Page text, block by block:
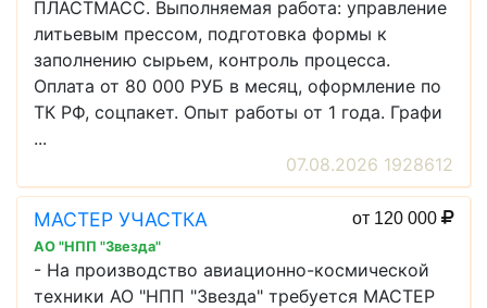
ПЛАСТМАСС. Выполняемая работа: управление
литьевым прессом, подготовка формы к
заполнению сырьем, контроль процесса.
Оплата от 80 000 РУБ в месяц, оформление по
ТК РФ, соцпакет. Опыт работы от 1 года. Графи
...
07.08.2026 1928612
МАСТЕР УЧАСТКА от 120 000
АО "НПП "Звезда"
- На производство авиационно-космической
техники АО "НПП "Звезда" требуется МАСТЕР